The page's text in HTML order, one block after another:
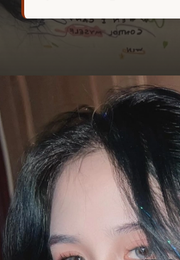
https://